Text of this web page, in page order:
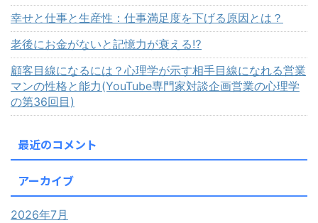
幸せと仕事と生産性：仕事満足度を下げる原因とは？
老後にお金がないと記憶力が衰える⁉
顧客目線になるには？心理学が示す相手目線になれる営業
マンの性格と能力(YouTube専門家対談企画営業の心理学
の第36回目)
最近のコメント
アーカイブ
2026年7月